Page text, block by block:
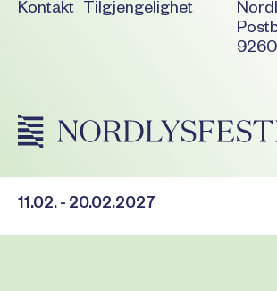
Kontakt Tilgjengelighet
11.02. - 20.02.2027